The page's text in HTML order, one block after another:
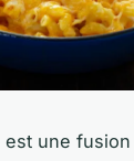
est une